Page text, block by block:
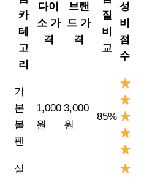
카
테
고
리
다이
소 가
격
브랜
드 가
격
질
비
교
성
비
점
수
기
본
볼
펜
1,000
원
3,000
원
85%
실